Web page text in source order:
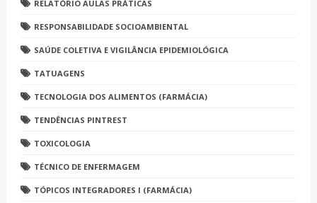
RELATÓRIO AULAS PRÁTICAS
RESPONSABILIDADE SOCIOAMBIENTAL
SAÚDE COLETIVA E VIGILÂNCIA EPIDEMIOLÓGICA
TATUAGENS
TECNOLOGIA DOS ALIMENTOS (FARMÁCIA)
TENDÊNCIAS PINTREST
TOXICOLOGIA
TÉCNICO DE ENFERMAGEM
TÓPICOS INTEGRADORES I (FARMÁCIA)